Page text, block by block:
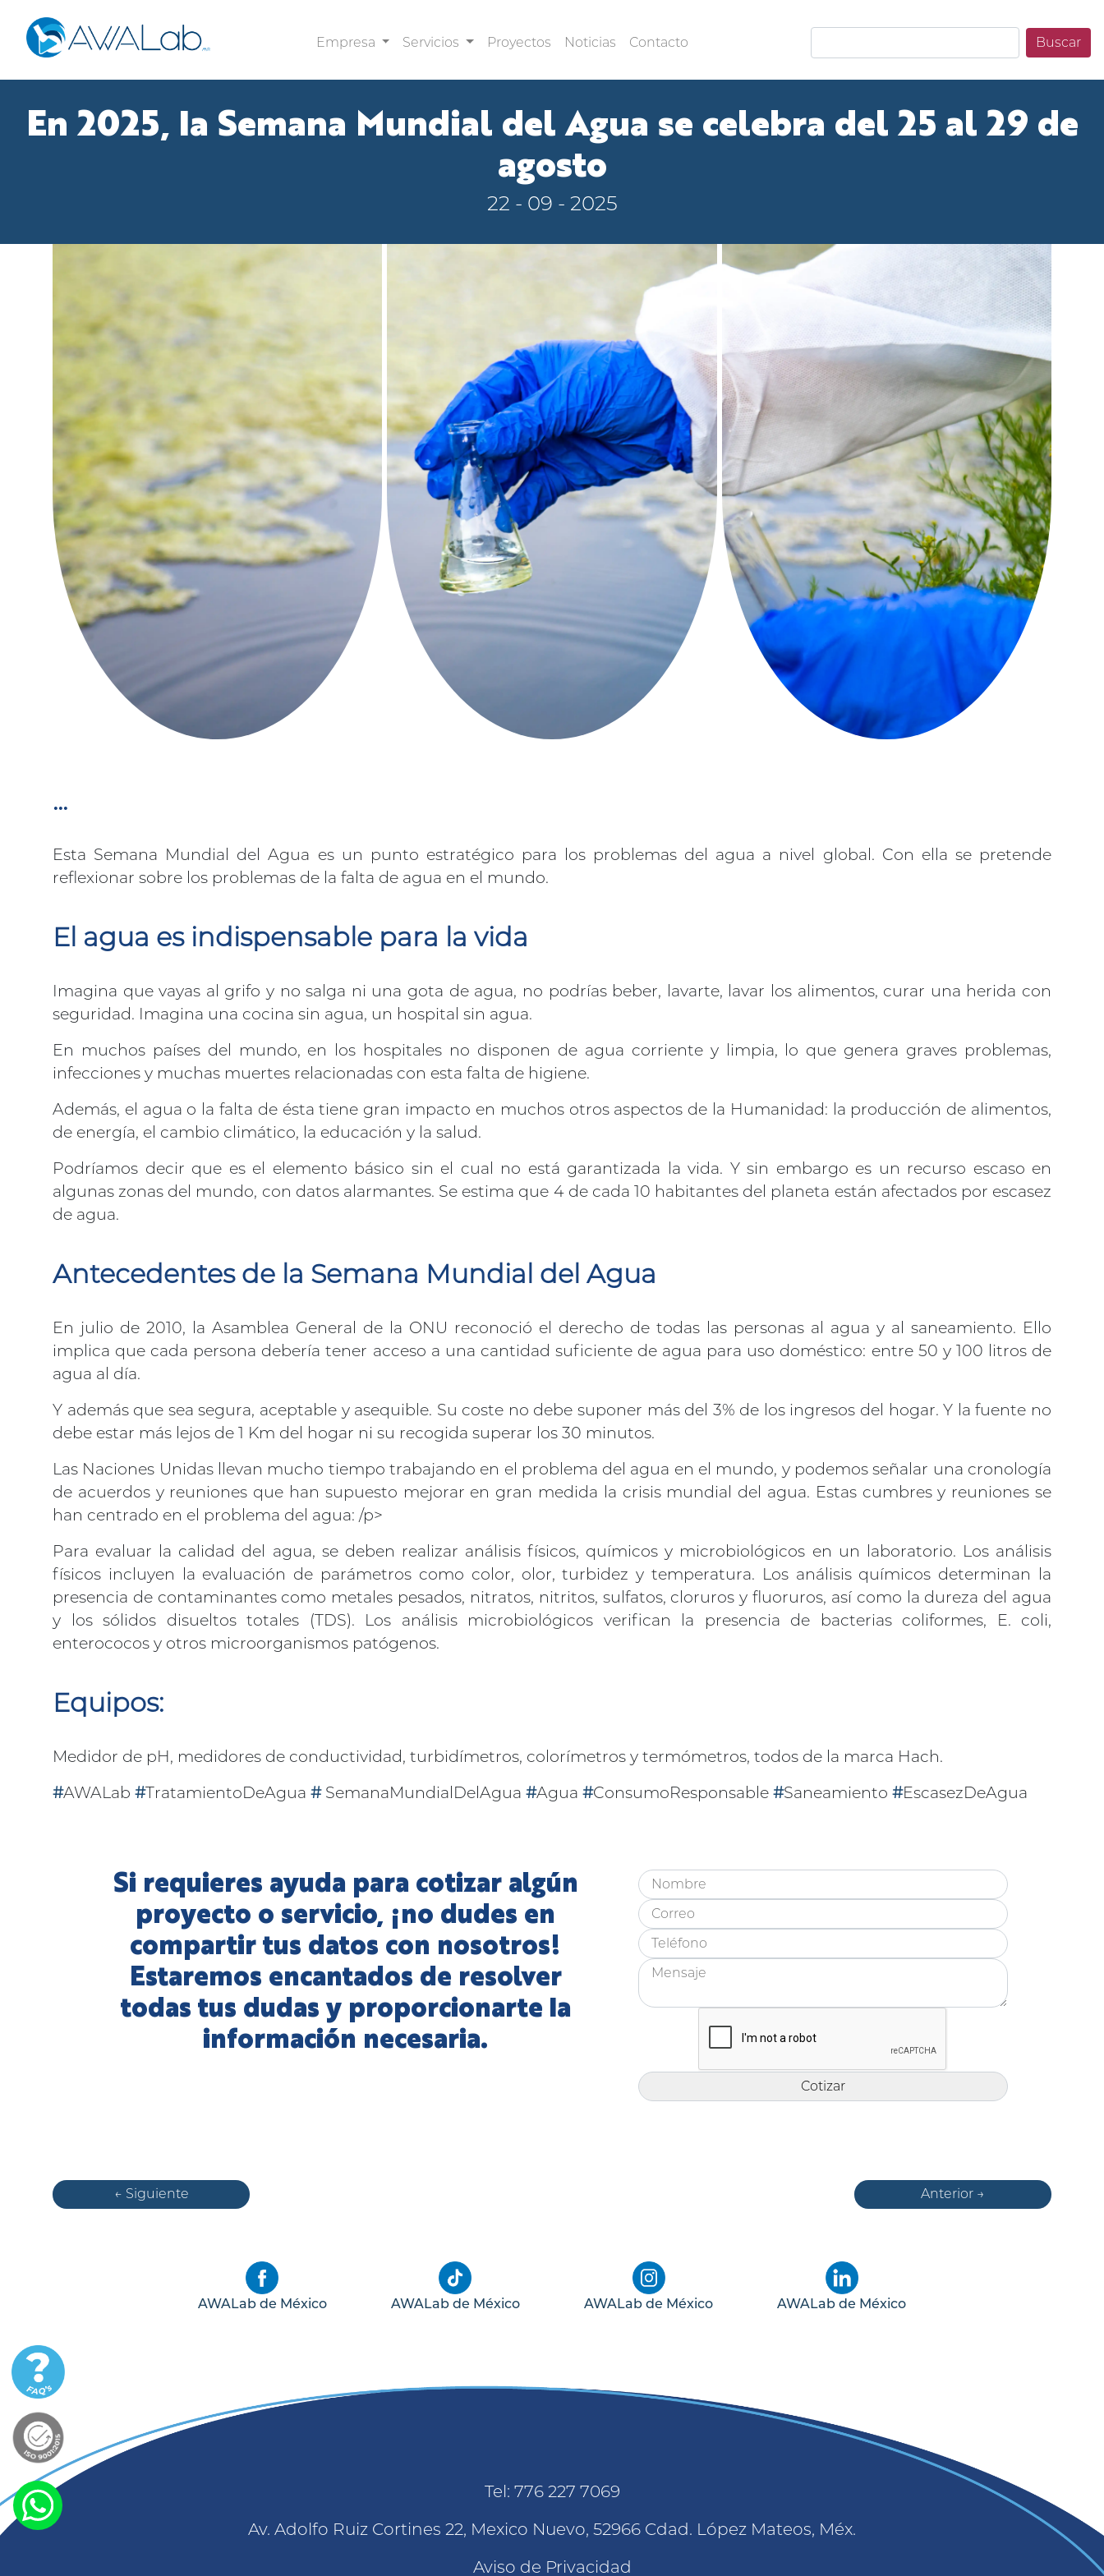
Empresa Servicios Proyectos Noticias Contacto Buscar
En 2025, la Semana Mundial del Agua se celebra del 25 al 29 de
agosto
22 - 09 - 2025
...
Esta Semana Mundial del Agua es un punto estratégico para los problemas del agua a nivel global. Con ella se pretende
reflexionar sobre los problemas de la falta de agua en el mundo.
El agua es indispensable para la vida
Imagina que vayas al grifo y no salga ni una gota de agua, no podrías beber, lavarte, lavar los alimentos, curar una herida con
seguridad. Imagina una cocina sin agua, un hospital sin agua.
En muchos países del mundo, en los hospitales no disponen de agua corriente y limpia, lo que genera graves problemas,
infecciones y muchas muertes relacionadas con esta falta de higiene.
Además, el agua o la falta de ésta tiene gran impacto en muchos otros aspectos de la Humanidad: la producción de alimentos,
de energía, el cambio climático, la educación y la salud.
Podríamos decir que es el elemento básico sin el cual no está garantizada la vida. Y sin embargo es un recurso escaso en
algunas zonas del mundo, con datos alarmantes. Se estima que 4 de cada 10 habitantes del planeta están afectados por escasez
de agua.
Antecedentes de la Semana Mundial del Agua
En julio de 2010, la Asamblea General de la ONU reconoció el derecho de todas las personas al agua y al saneamiento. Ello
implica que cada persona debería tener acceso a una cantidad suficiente de agua para uso doméstico: entre 50 y 100 litros de
agua al día.
Y además que sea segura, aceptable y asequible. Su coste no debe suponer más del 3% de los ingresos del hogar. Y la fuente no
debe estar más lejos de 1 Km del hogar ni su recogida superar los 30 minutos.
Las Naciones Unidas llevan mucho tiempo trabajando en el problema del agua en el mundo, y podemos señalar una cronología
de acuerdos y reuniones que han supuesto mejorar en gran medida la crisis mundial del agua. Estas cumbres y reuniones se
han centrado en el problema del agua: /p>
Para evaluar la calidad del agua, se deben realizar análisis físicos, químicos y microbiológicos en un laboratorio. Los análisis
físicos incluyen la evaluación de parámetros como color, olor, turbidez y temperatura. Los análisis químicos determinan la
presencia de contaminantes como metales pesados, nitratos, nitritos, sulfatos, cloruros y fluoruros, así como la dureza del agua
y los sólidos disueltos totales (TDS). Los análisis microbiológicos verifican la presencia de bacterias coliformes, E. coli,
enterococos y otros microorganismos patógenos.
Equipos:
Medidor de pH, medidores de conductividad, turbidímetros, colorímetros y termómetros, todos de la marca Hach.
#AWALab #TratamientoDeAgua #SemanaMundialDelAgua #Agua #ConsumoResponsable #Saneamiento #EscasezDeAgua
Si requieres ayuda para cotizar algún
proyecto o servicio, ¡no dudes en
compartir tus datos con nosotros!
Estaremos encantados de resolver
todas tus dudas y proporcionarte la
información necesaria.
← Siguiente Anterior →
AWALab de México AWALab de México AWALab de México AWALab de México
Tel: 776 227 7069
Av. Adolfo Ruiz Cortines 22, Mexico Nuevo, 52966 Cdad. López Mateos, Méx.
Aviso de Privacidad